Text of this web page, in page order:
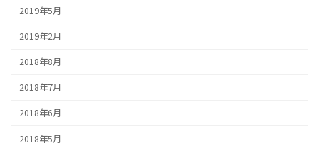
2019年5月
2019年2月
2018年8月
2018年7月
2018年6月
2018年5月